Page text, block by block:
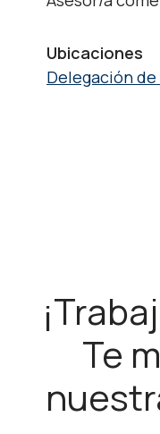
Ubicaciones
Delegación de
Te